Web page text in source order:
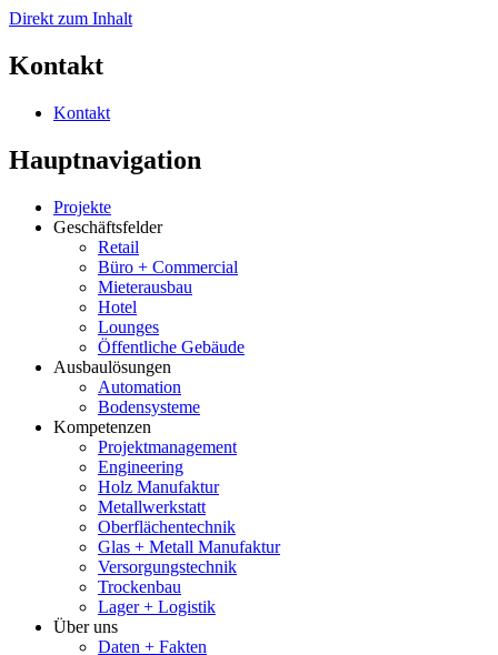
Direkt zum Inhalt
Kontakt
Kontakt
Hauptnavigation
Projekte
Geschäftsfelder
Retail
Büro + Commercial
Mieterausbau
Hotel
Lounges
Öffentliche Gebäude
Ausbaulösungen
Automation
Bodensysteme
Kompetenzen
Projektmanagement
Engineering
Holz Manufaktur
Metallwerkstatt
Oberflächentechnik
Glas + Metall Manufaktur
Versorgungstechnik
Trockenbau
Lager + Logistik
Über uns
Daten + Fakten